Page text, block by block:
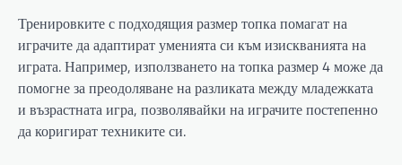
Тренировките с подходящия размер топка помагат на
играчите да адаптират уменията си към изискванията на
играта. Например, използването на топка размер 4 може да
помогне за преодоляване на разликата между младежката
и възрастната игра, позволявайки на играчите постепенно
да коригират техниките си.